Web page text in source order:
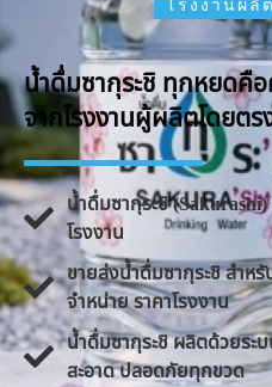
โรงงานผลิ
น้ำดื่มซากุระชิ ทุกหยดคือ
จากโรงงานผู้ผลิตโดยตร
น้ำดื่มซากุระชิ
โรงงาน
ขายส่งน้ำดื่มซากุระชิ สำห
จำหน่าย ราคาโรงงาน
น้ำดื่มซากุระชิ ผลิตด้วยระ
สะอาด ปลอดภัยทุกขวด